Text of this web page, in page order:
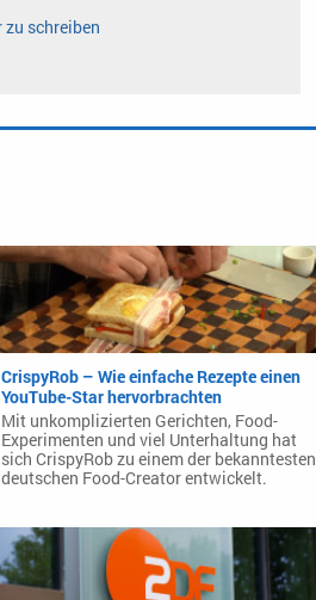
CrispyRob – Wie einfache Rezepte einen
YouTube-Star hervorbrachten
Mit unkomplizierten Gerichten, Food-
Experimenten und viel Unterhaltung hat
sich CrispyRob zu einem der bekanntesten
deutschen Food-Creator entwickelt.